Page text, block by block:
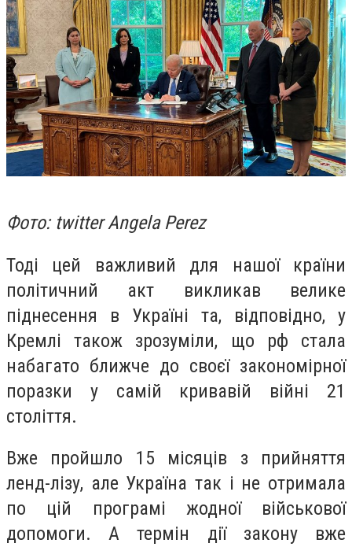
Фото: twitter Angela Perez
Тоді цей важливий для нашої країни
політичний акт викликав велике
піднесення в Україні та, відповідно, у
Кремлі також зрозуміли, що рф стала
набагато ближче до своєї закономірної
поразки у самій кривавій війні 21
століття.
Вже пройшло 15 місяців з прийняття
ленд-лізу, але Україна так і не отримала
по цій програмі жодної військової
допомоги. А термін дії закону вже